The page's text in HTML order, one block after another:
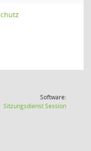
Software:
SitzungsdienstSession(Wird in